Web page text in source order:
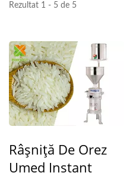
Rezultat 1 - 5 de 5
Râșniță De Orez
Umed Instant